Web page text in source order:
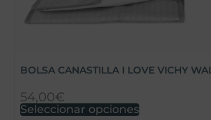
BOLSA CANASTILLA I LOVE VICHY
54,00€
Seleccionar opciones